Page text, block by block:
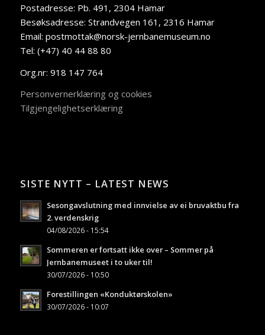
Postadresse: Pb. 491, 2304 Hamar
Besøksadresse: Strandvegen 161, 2316 Hamar
Email: postmottak@norsk-jernbanemuseum.no
Tel: (+47) 40 44 88 80
Org.nr: 918 147 764
Personvernerklæring og cookies
Tilgjengelighetserklæring
SISTE NYTT – LATEST NEWS
Sesongavslutning med innvielse av ei bruvaktbu fra
2. verdenskrig
04/08/2026 - 15:54
Sommeren er fortsatt ikke over – Sommer på
Jernbanemuseet i to uker til!
30/07/2026 - 10:50
Forestillingen «Konduktørskolen»
30/07/2026 - 10:07